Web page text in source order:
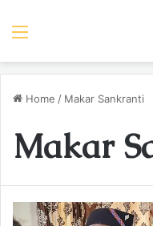
Home / Makar Sankranti
Makar